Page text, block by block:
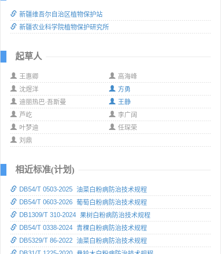
新疆维吾尔自治区植物保护站
新疆农业科学院植物保护研究所
起草人
王惠卿
高海峰
沈煜洋
方勇
迪丽热巴·吾斯曼
王静
芦屹
李广阔
叶梦迪
任琛荣
刘鼎
相近标准(计划)
DB54/T 0503-2025 油菜白粉病防治技术规程
DB54/T 0603-2026 葡萄白粉病防治技术规程
DB1309/T 310-2024 果树白粉病防治技术规程
DB54/T 0338-2024 青稞白粉病防治技术规程
DB5329/T 86-2022 油菜白粉病防治技术规程